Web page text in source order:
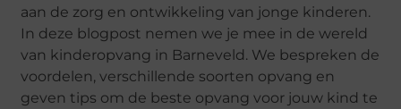
aan de zorg en ontwikkeling van jonge kinderen.
In deze blogpost nemen we je mee in de wereld
van kinderopvang in Barneveld. We bespreken de
voordelen, verschillende soorten opvang en
geven tips om de beste opvang voor jouw kind te